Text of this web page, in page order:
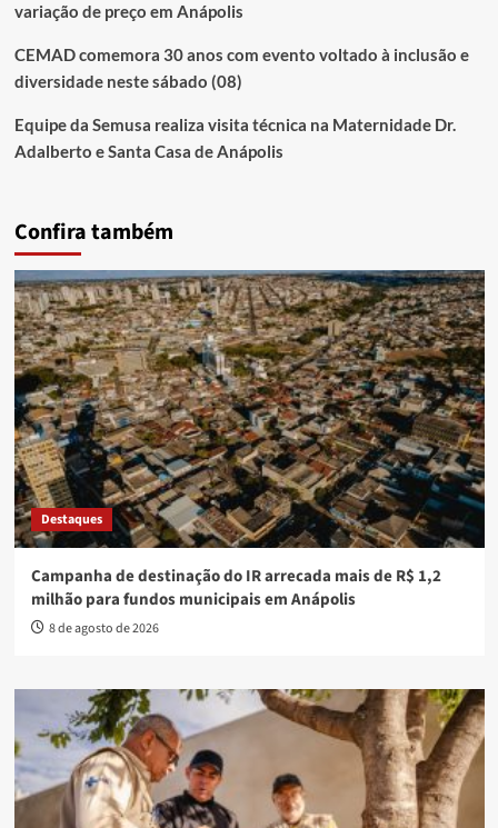
variação de preço em Anápolis
CEMAD comemora 30 anos com evento voltado à inclusão e
diversidade neste sábado (08)
Equipe da Semusa realiza visita técnica na Maternidade Dr.
Adalberto e Santa Casa de Anápolis
Confira também
Destaques
Campanha de destinação do IR arrecada mais de R$ 1,2
milhão para fundos municipais em Anápolis
8 de agosto de 2026